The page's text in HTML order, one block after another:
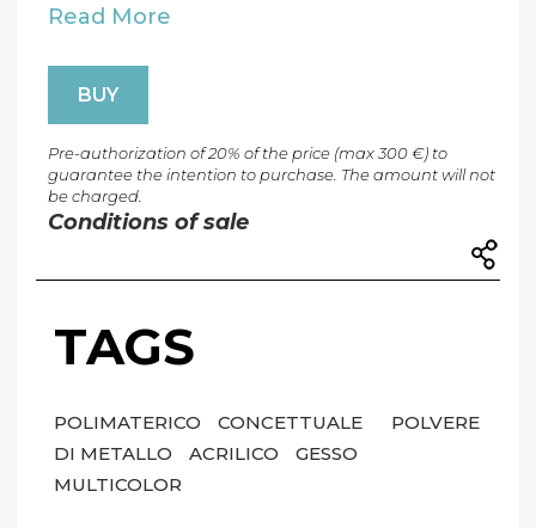
Read More
BUY
Pre-authorization of 20% of the price (max 300 €) to
guarantee the intention to purchase. The amount will not
be charged.
Conditions of sale
TAGS
POLIMATERICO CONCETTUALE
POLVERE
DI METALLO
ACRILICO
GESSO
MULTICOLOR